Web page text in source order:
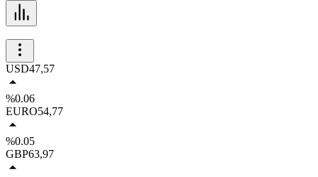
USD47,57
%0.06
EURO54,77
%0.05
GBP63,97